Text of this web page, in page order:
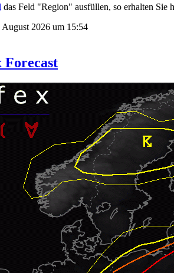
das Feld "Region" ausfüllen, so erhalten
August 2026 um 15:54
Forecast